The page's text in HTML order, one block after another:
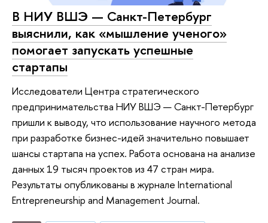
В НИУ ВШЭ — Санкт-Петербург
выяснили, как «мышление ученого»
помогает запускать успешные
стартапы
Исследователи Центра стратегического
предпринимательства НИУ ВШЭ — Санкт-Петербург
пришли к выводу, что использование научного метода
при разработке бизнес-идей значительно повышает
шансы стартапа на успех. Работа основана на анализе
данных 19 тысяч проектов из 47 стран мира.
Результаты опубликованы в журнале International
Entrepreneurship and Management Journal.